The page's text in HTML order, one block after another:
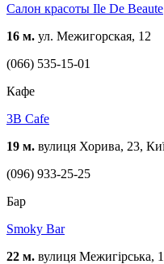
Салон красоты Ile De Beaute
16 м. ул. Межигорская, 12
(066) 535-15-01
Кафе
3B Cafe
19 м. вулиця Хорива, 23,
(096) 933-25-25
Бар
Smoky Bar
22 м. вулиця Межигірська,